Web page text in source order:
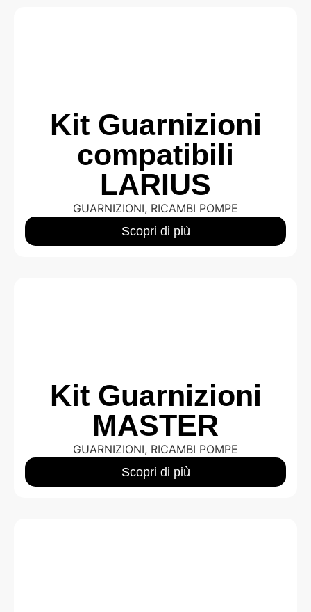
Kit Guarnizioni
compatibili
LARIUS
GUARNIZIONI, RICAMBI POMPE
Scopri di più
Kit Guarnizioni
MASTER
GUARNIZIONI, RICAMBI POMPE
Scopri di più